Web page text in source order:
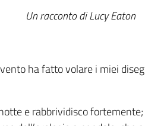
Un racconto di Lucy Eaton
ha fatto volare i miei
e rabbrividisco